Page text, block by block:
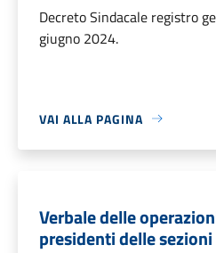
Decreto Sindacale registro
giugno 2024.
VAI ALLA PAGINA
Verbale delle
presidenti delle sezioni